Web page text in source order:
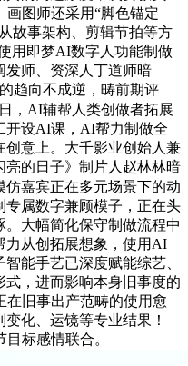
图师还采用“脚色锚定
故事架构、剪辑节拍等方
用即梦AI数字人功能制做
发师、资深人丁道师暗
趋向不成逆，畴前期评
，AI辅帮人类创做者拓展
开设AI课，AI帮力制做全
意上。大千影业创始人兼
的日子》制片人赵林林暗
嘉宾正在多元场景下的动
专属数字兼顾模子，正在头
大幅简化保守制做流程中
力从创拓展想象，使用AI
能手艺已深度赋能综艺、
，进而影响本身旧事度的
旧事出产范畴的使用愈
化、运镜等专业结果！
标感情联合。